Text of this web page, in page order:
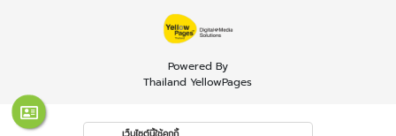
Powered By
Thailand YellowPages